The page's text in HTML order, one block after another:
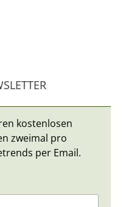
kostenlosen
zweimal pro
per Email.